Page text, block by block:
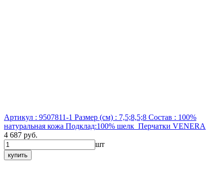
Артикул : 9507811-1 Размер (см) : 7,5;8,5;8 Состав : 100%
натуральная кожа Подклад:100% шелк Перчатки VENERA
4 687 руб.
шт
купить